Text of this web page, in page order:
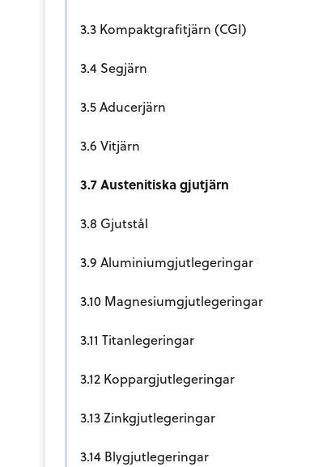
3.3 Kompaktgrafitjärn (CGI)
3.4 Segjärn
3.5 Aducerjärn
3.6 Vitjärn
3.7 Austenitiska gjutjärn
3.8 Gjutstål
3.9 Aluminiumgjutlegeringar
3.10 Magnesiumgjutlegeringar
3.11 Titanlegeringar
3.12 Koppargjutlegeringar
3.13 Zinkgjutlegeringar
3.14 Blygjutlegeringar